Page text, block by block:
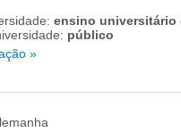
ensino universitário
público
»